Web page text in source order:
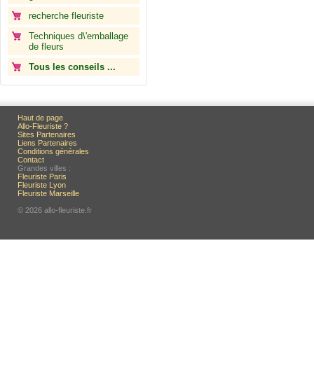
recherche fleuriste
Techniques d\'emballage
de fleurs
Tous les conseils ...
Haut de page
Allo-Fleuriste ?
Sites Partenaires
Liens Partenaires
Conditions générales
Contact
Grandes villes :
Fleuriste Paris
Fleuriste Lyon
Fleuriste Marseille
© 2026 allo-fleuriste.fr